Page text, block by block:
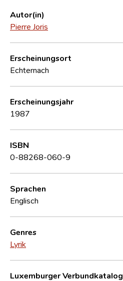
Forschungsgruppe
Kontakt
Autor(in)
Pierre Joris
Erscheinungsort
Echternach
Erscheinungsjahr
1987
ISBN
0-88268-060-9
Sprachen
Englisch
Genres
Lyrik
Luxemburger Verbundkatalog